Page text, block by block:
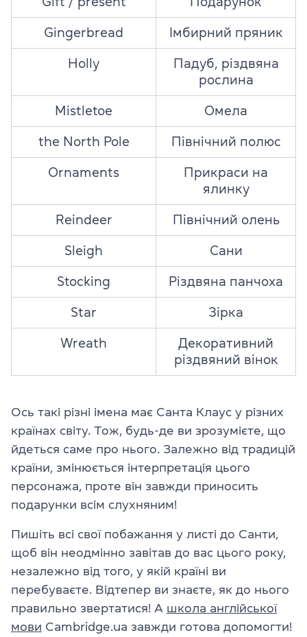
Gingerbread Імбирний пряник
Holly
Падуб, різдвяна
рослина
Mistletoe Омела
the North Pole Північний полюс
Ornaments
Прикраси на
ялинку
Reindeer Північний олень
Sleigh Сани
Stocking Різдвяна панчоха
Star Зірка
Wreath
Декоративний
різдвяний вінок
Ось такі різні імена має Санта Клаус у різних
країнах світу. Тож, будь-де ви зрозумієте, що
йдеться саме про нього. Залежно від традицій
країни, змінюється інтерпретація цього
персонажа, проте він завжди приносить
подарунки всім слухняним!
Пишіть всі свої побажання у листі до Санти,
щоб він неодмінно завітав до вас цього року,
незалежно від того, у якій країні ви
перебуваєте. Відтепер ви знаєте, як до нього
правильно звертатися! А школа англійської
мови Cambridge.ua завжди готова допомогти!